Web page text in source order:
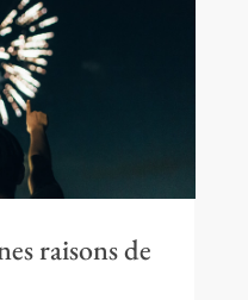
raisons de